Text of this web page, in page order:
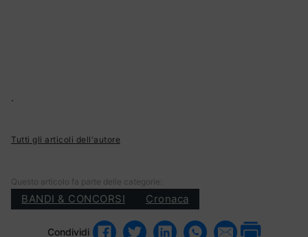
.
Tutti gli articoli dell'autore
Questo articolo fa parte delle categorie:
BANDI & CONCORSI Cronaca
Condividi